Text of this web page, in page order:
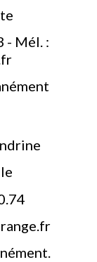
- Mél. :